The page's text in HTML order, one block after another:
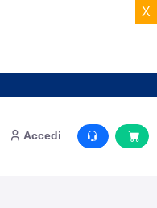
X
Accedi